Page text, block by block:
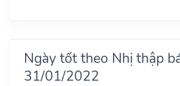
Ngày tốt theo Nhị thập
31/01/2022